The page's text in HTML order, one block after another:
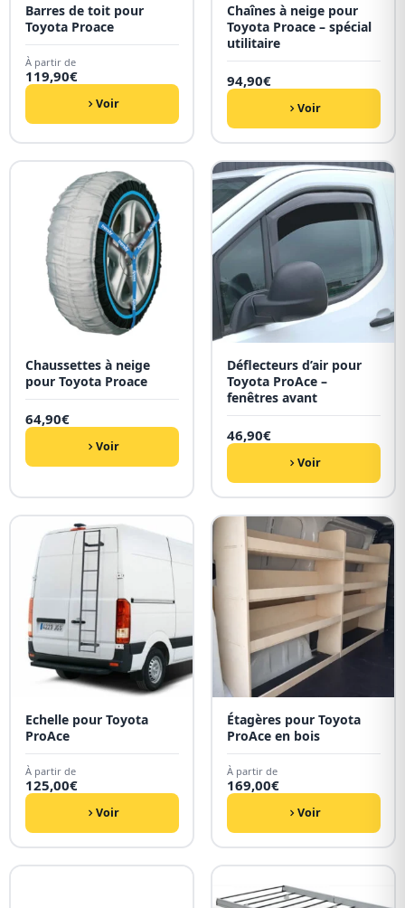
Barres de toit pour
Toyota Proace
À partir de
119,90€
Voir
Chaînes à neige pour
Toyota Proace – spécial
utilitaire
94,90€
Voir
Chaussettes à neige
pour Toyota Proace
64,90€
Voir
Déflecteurs d’air pour
Toyota ProAce –
fenêtres avant
46,90€
Voir
Echelle pour Toyota
ProAce
À partir de
125,00€
Voir
Étagères pour Toyota
ProAce en bois
À partir de
169,00€
Voir